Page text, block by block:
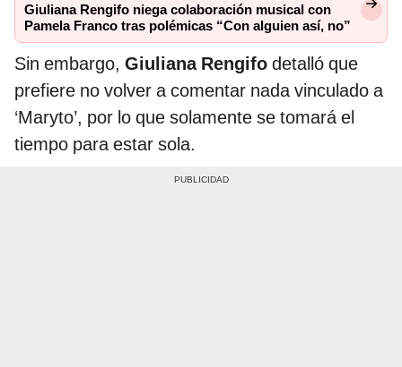
Giuliana Rengifo niega colaboración musical con
Pamela Franco tras polémicas “Con alguien así, no”
Sin embargo, Giuliana Rengifo detalló que
prefiere no volver a comentar nada vinculado a
‘Maryto’, por lo que solamente se tomará el
tiempo para estar sola.